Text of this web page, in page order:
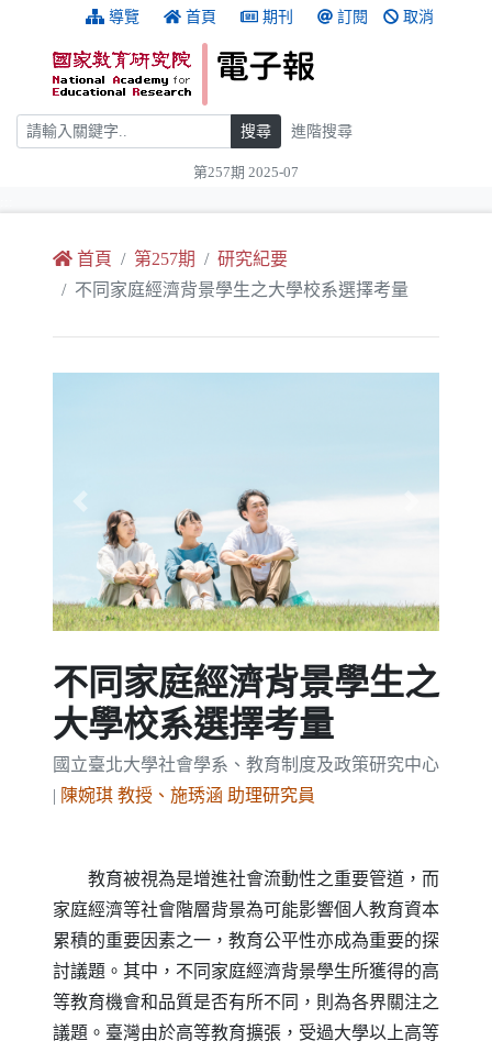
跳到主要內容 導覽 首頁 期刊 訂閱 取消
搜尋 搜尋 進階搜尋
第257期 2025-07
首頁 第257期
研究紀要
不同家庭經濟背景學生之大學校系選擇考量
Previous
不同家庭經濟背景學生之
大學校系選擇考量
國立臺北大學社會學系、教育制度及政策研究中心
| 陳婉琪 教授、施琇涵 助理研究員
教育被視為是增進社會流動性之重要管道，而
家庭經濟等社會階層背景為可能影響個人教育資本
累積的重要因素之一，教育公平性亦成為重要的探
討議題。其中，不同家庭經濟背景學生所獲得的高
等教育機會和品質是否有所不同，則為各界關注之
議題。臺灣由於高等教育擴張，受過大學以上高等